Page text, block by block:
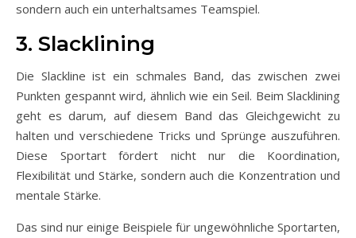
sondern auch ein unterhaltsames Teamspiel.
3. Slacklining
Die Slackline ist ein schmales Band, das zwischen zwei
Punkten gespannt wird, ähnlich wie ein Seil. Beim Slacklining
geht es darum, auf diesem Band das Gleichgewicht zu
halten und verschiedene Tricks und Sprünge auszuführen.
Diese Sportart fördert nicht nur die Koordination,
Flexibilität und Stärke, sondern auch die Konzentration und
mentale Stärke.
Das sind nur einige Beispiele für ungewöhnliche Sportarten,